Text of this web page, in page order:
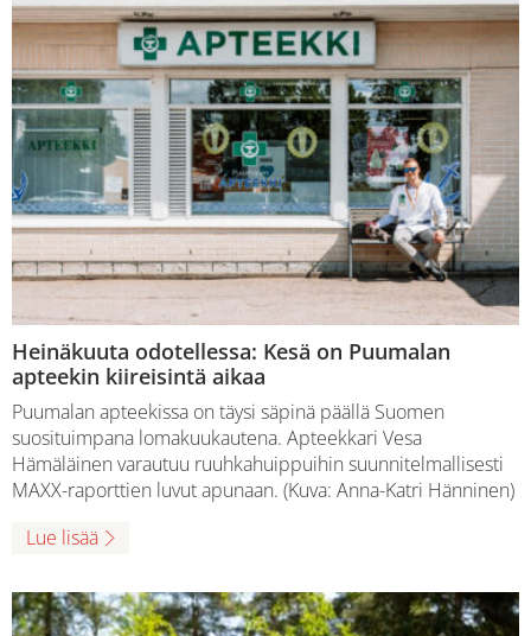
Heinäkuuta odotellessa: Kesä on Puumalan
apteekin kiireisintä aikaa
Puumalan apteekissa on täysi säpinä päällä Suomen
suosituimpana lomakuukautena. Apteekkari Vesa
Hämäläinen varautuu ruuhkahuippuihin suunnitelmallisesti
MAXX-raporttien luvut apunaan. (Kuva: Anna-Katri Hänninen)
Lue lisää